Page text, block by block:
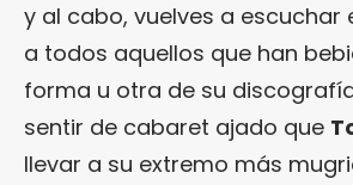
y al cabo, vuelves a escuchar
a todos aquellos que han
forma u otra de su
sentir de cabaret ajado que
llevar a su extremo más